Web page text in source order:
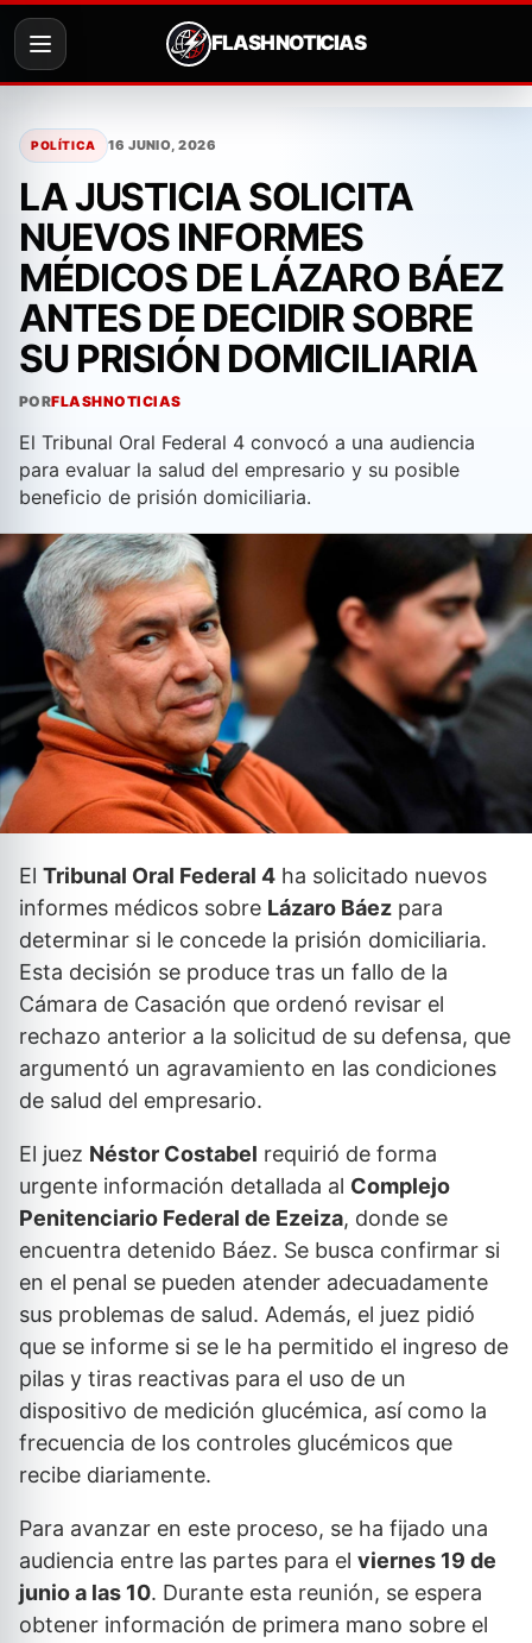
contenido
FLASH NOTICIAS
POLÍTICA 16 JUNIO, 2026
LA JUSTICIA SOLICITA
NUEVOS INFORMES
MÉDICOS DE LÁZARO BÁEZ
ANTES DE DECIDIR SOBRE
SU PRISIÓN DOMICILIARIA
PORFLASHNOTICIAS
El Tribunal Oral Federal 4 convocó a una audiencia
para evaluar la salud del empresario y su posible
beneficio de prisión domiciliaria.
El Tribunal Oral Federal 4 ha solicitado nuevos
informes médicos sobre Lázaro Báez para
determinar si le concede la prisión domiciliaria.
Esta decisión se produce tras un fallo de la
Cámara de Casación que ordenó revisar el
rechazo anterior a la solicitud de su defensa, que
argumentó un agravamiento en las condiciones
de salud del empresario.
El juez Néstor Costabel requirió de forma
urgente información detallada al Complejo
Penitenciario Federal de Ezeiza, donde se
encuentra detenido Báez. Se busca confirmar si
en el penal se pueden atender adecuadamente
sus problemas de salud. Además, el juez pidió
que se informe si se le ha permitido el ingreso de
pilas y tiras reactivas para el uso de un
dispositivo de medición glucémica, así como la
frecuencia de los controles glucémicos que
recibe diariamente.
Para avanzar en este proceso, se ha fijado una
audiencia entre las partes para el viernes 19 de
junio a las 10. Durante esta reunión, se espera
obtener información de primera mano sobre el